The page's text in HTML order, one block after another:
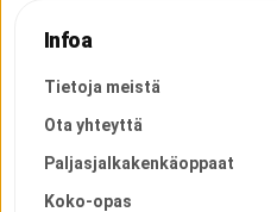
Infoa
Tietoja meistä
Ota yhteyttä
Paljasjalkakenkäoppaat
Koko-opas